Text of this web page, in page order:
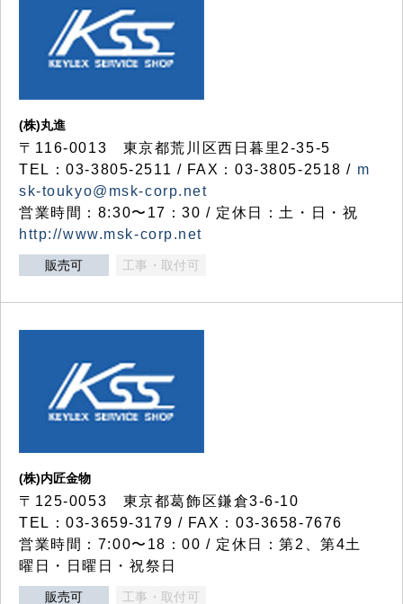
(株)丸進
〒116-0013 東京都荒川区西日暮里2-35-5
TEL：03-3805-2511 / FAX：03-3805-2518 / m
sk-toukyo@msk-corp.net
営業時間：8:30〜17：30 / 定休日：土・日・祝
http://www.msk-corp.net
販売可 工事・取付可
(株)内匠金物
〒125-0053 東京都葛飾区鎌倉3-6-10
TEL：03-3659-3179 / FAX：03-3658-7676
営業時間：7:00〜18：00 / 定休日：第2、第4土
曜日・日曜日・祝祭日
販売可 工事・取付可